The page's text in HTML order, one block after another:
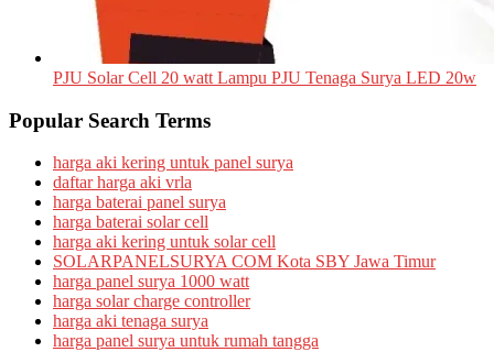
PJU Solar Cell 20 watt Lampu PJU Tenaga Surya LED 20w
Popular Search Terms
harga aki kering untuk panel surya
daftar harga aki vrla
harga baterai panel surya
harga baterai solar cell
harga aki kering untuk solar cell
SOLARPANELSURYA COM Kota SBY Jawa Timur
harga panel surya 1000 watt
harga solar charge controller
harga aki tenaga surya
harga panel surya untuk rumah tangga